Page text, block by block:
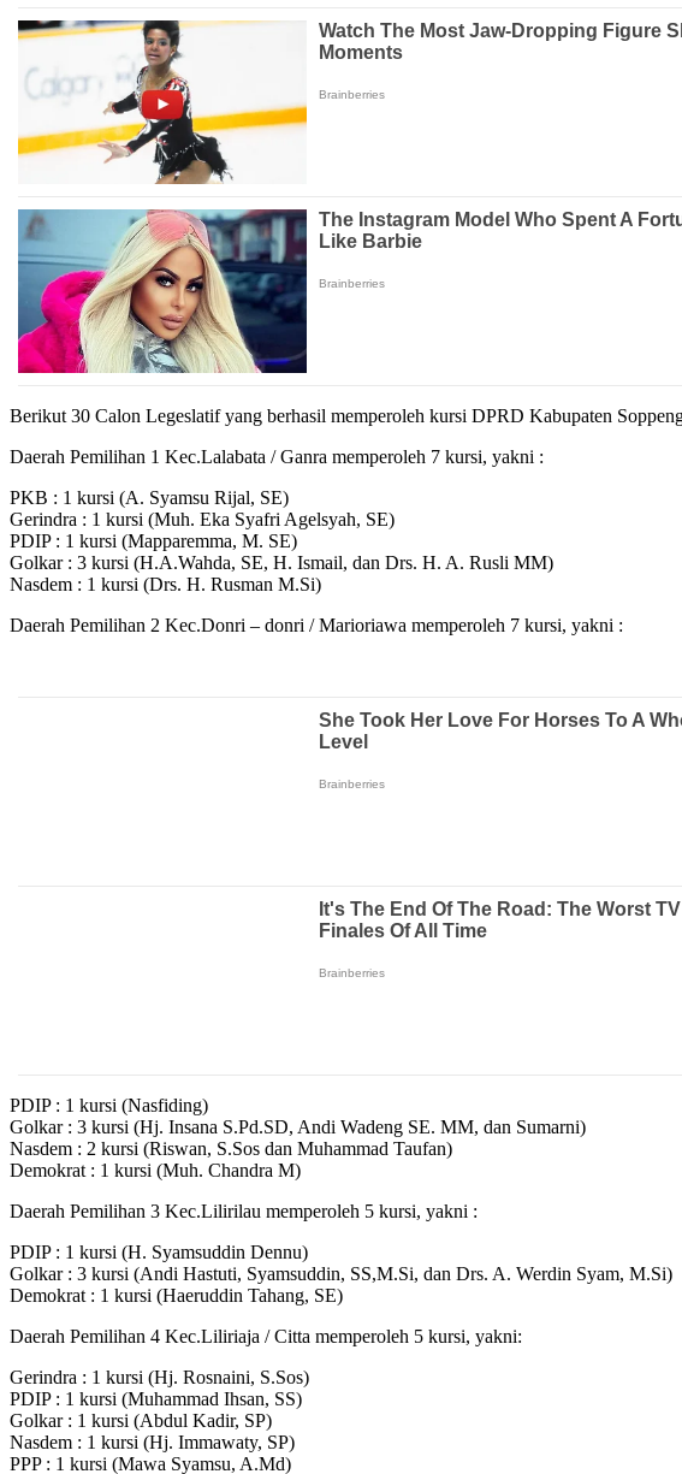
Berikut 30 Calon Legeslatif yang berhasil memperoleh kursi DPRD Kabupaten
Daerah Pemilihan 1 Kec.Lalabata / Ganra memperoleh 7 kursi, yakni :
PKB : 1 kursi (A. Syamsu Rijal, SE)
Gerindra : 1 kursi (Muh. Eka Syafri Agelsyah, SE)
PDIP : 1 kursi (Mapparemma, M. SE)
Golkar : 3 kursi (H.A.Wahda, SE, H. Ismail, dan Drs. H. A. Rusli MM)
Nasdem : 1 kursi (Drs. H. Rusman M.Si)
Daerah Pemilihan 2 Kec.Donri – donri / Marioriawa memperoleh 7 kursi, yakni :
PDIP : 1 kursi (Nasfiding)
Golkar : 3 kursi (Hj. Insana S.Pd.SD, Andi Wadeng SE. MM, dan Sumarni)
Nasdem : 2 kursi (Riswan, S.Sos dan Muhammad Taufan)
Demokrat : 1 kursi (Muh. Chandra M)
Daerah Pemilihan 3 Kec.Lilirilau memperoleh 5 kursi, yakni :
PDIP : 1 kursi (H. Syamsuddin Dennu)
Golkar : 3 kursi (Andi Hastuti, Syamsuddin, SS,M.Si, dan Drs. A. Werdin Syam, M.Si)
Demokrat : 1 kursi (Haeruddin Tahang, SE)
Daerah Pemilihan 4 Kec.Liliriaja / Citta memperoleh 5 kursi, yakni:
Gerindra : 1 kursi (Hj. Rosnaini, S.Sos)
PDIP : 1 kursi (Muhammad Ihsan, SS)
Golkar : 1 kursi (Abdul Kadir, SP)
Nasdem : 1 kursi (Hj. Immawaty, SP)
PPP : 1 kursi (Mawa Syamsu, A.Md)